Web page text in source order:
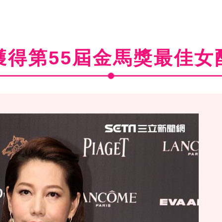
得第55屆金馬獎最佳女